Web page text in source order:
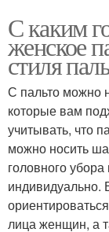
С каким
женское
стиля
С пальто можно
которые вам
учитывать, что
можно носить
головного
индивидуально.
лица женщин, а